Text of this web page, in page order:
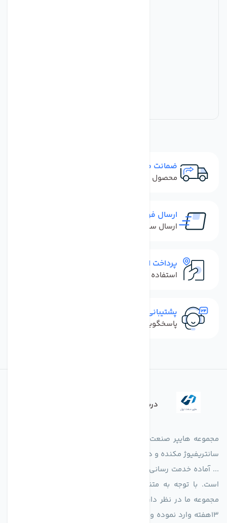
ضمانت مرجوعی
محصول نباید آسیب دیده باشد
ارسال فوری
ارسال سفارش در کمترین زمان ممکن
پرداخت امن
استفاده از روش‌های پرداخت امن
پشتیبانی سریع
پاسخگویی سریع به تماس‌ها و پیام‌ها
درباره فروشگاه
مجموعه هایپر صنعت ایران در امر تولید و واردات انواع فن های
سانتریفیوژ مکنده و دمنده آکسیال، سقفی، بین کانالی، مرغداری و
... آماده خدمت رسانی به شرکت های تولیدی، صنعتی و ساختمانی
است. با توجه به متنوع بودن فن های تولیدی کمپانی اروپایی
مجموعه ما در نظر دارد کالاهای تخصصی شما عزیزان رو در صرف
13هفته وارد نموده و این عمر باعث صرفه جویی در هزینه و زمان